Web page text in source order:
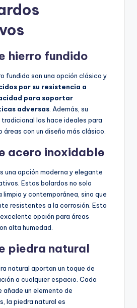
hierro fundido
fundido son una opción clásica y
por su resistencia a
para soportar
adversas . Además, su
los hace ideales para
con un diseño más clásico.
acero inoxidable
una opción moderna y elegante
Estos bolardos no solo
y contemporánea, sino que
resistentes a la corrosión. Esto
opción para áreas
alta humedad.
piedra natural
natural aportan un toque de
a cualquier espacio. Cada
añade un elemento de
la piedra natural es